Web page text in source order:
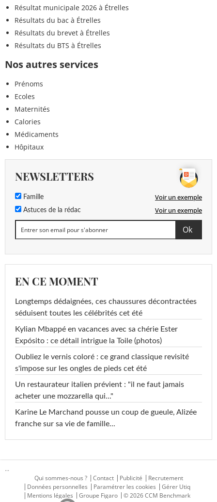
Résultat municipale 2026 à Étrelles
Résultats du bac à Étrelles
Résultats du brevet à Étrelles
Résultats du BTS à Étrelles
Nos autres services
Prénoms
Ecoles
Maternités
Calories
Médicaments
Hôpitaux
NEWSLETTERS
Famille Voir un exemple
Astuces de la rédac Voir un exemple
EN CE MOMENT
Longtemps dédaignées, ces chaussures décontractées
séduisent toutes les célébrités cet été
Kylian Mbappé en vacances avec sa chérie Ester
Expósito : ce détail intrigue la Toile (photos)
Oubliez le vernis coloré : ce grand classique revisité
s'impose sur les ongles de pieds cet été
Un restaurateur italien prévient : "il ne faut jamais
acheter une mozzarella qui..."
Karine Le Marchand pousse un coup de gueule, Alizée
franche sur sa vie de famille...
...
Qui sommes-nous ?
Contact Publicité
Recrutement
Données personnelles
Paramétrer les cookies
Gérer Utiq
Mentions légales
Groupe Figaro © 2026 CCM Benchmark